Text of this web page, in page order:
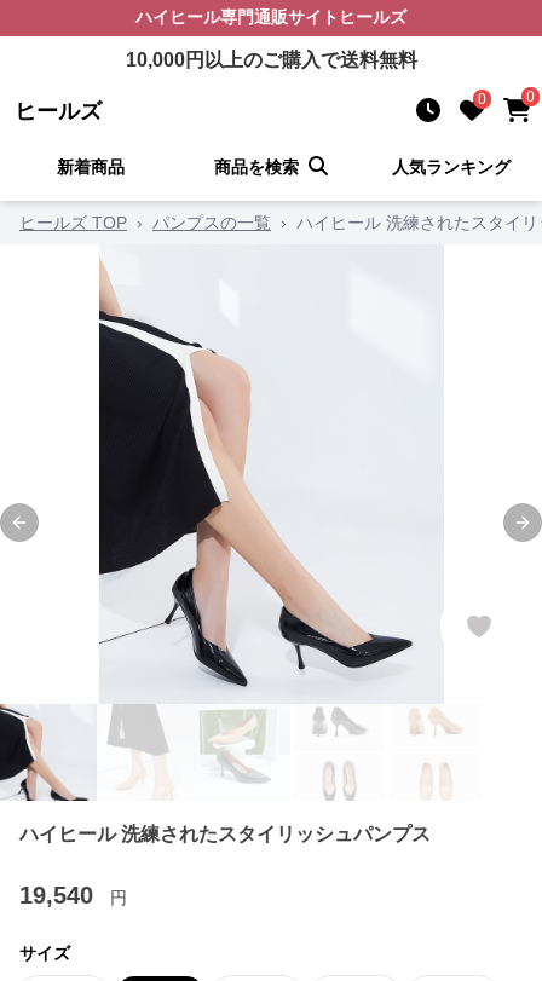
ハイヒール専門通販サイト ヒールズ
10,000円以上のご購入で送料無料
ヒールズ 0 0
新着商品 商品を検索 人気ランキング
ヒールズ TOP › パンプスの一覧 › ハイヒール 洗練されたスタイ
Previous slide
ハイヒール 洗練されたスタイリッシュパンプス
19,540 円
サイズ